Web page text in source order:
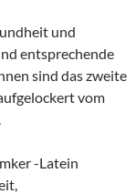
und
entsprechende
sind das zweite
vom
-Latein